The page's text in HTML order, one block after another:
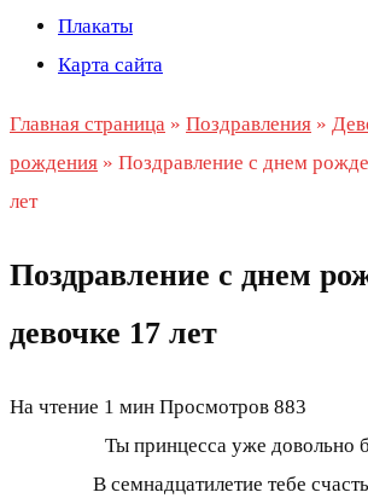
Плакаты
Карта сайта
Главная страница » Поздравления »
рождения » Поздравление с днем
лет
Поздравление с днем
девочке 17 лет
На чтение 1 мин Просмотров 883
Ты принцесса уже довольно
В семнадцатилетие тебе